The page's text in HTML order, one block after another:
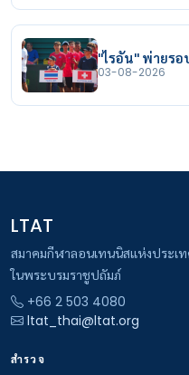
"ไรอัน" พ่ายรอ
03-08-2026
LTAT
สมาคมกีฬาลอนเทนนิสแห่งประเ
ในพระบรมราชูปถัมภ์
+66 2 503 4080
ltat_thai@ltat.org
สำรวจ